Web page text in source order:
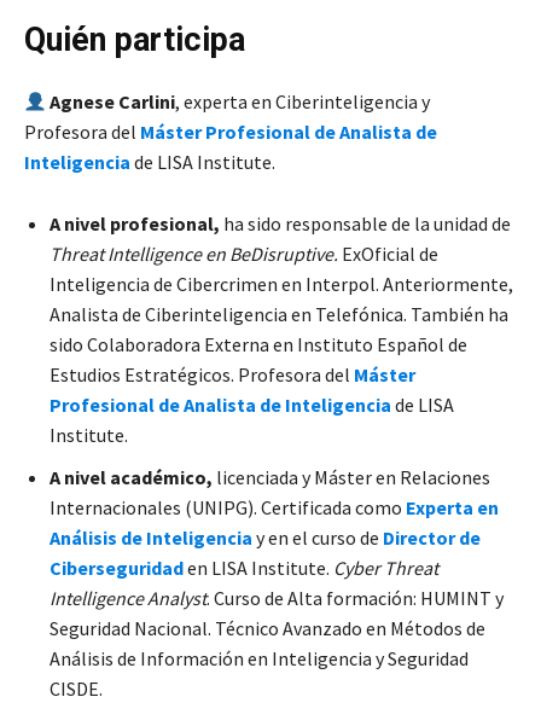
Quién participa
Agnese Carlini, experta en Ciberinteligencia y
Profesora del Máster Profesional de Analista de
Inteligencia de LISA Institute.
A nivel profesional, ha sido responsable de la unidad de
Threat Intelligence en BeDisruptive. ExOficial de
Inteligencia de Cibercrimen en Interpol. Anteriormente,
Analista de Ciberinteligencia en Telefónica. También ha
sido Colaboradora Externa en Instituto Español de
Estudios Estratégicos. Profesora del Máster
Profesional de Analista de Inteligencia de LISA
Institute.
A nivel académico, licenciada y Máster en Relaciones
Internacionales (UNIPG). Certificada como Experta en
Análisis de Inteligencia y en el curso de Director de
Ciberseguridaden LISA Institute. Cyber Threat
Intelligence Analyst. Curso de Alta formación: HUMINT y
Seguridad Nacional. Técnico Avanzado en Métodos de
Análisis de Información en Inteligencia y Seguridad
CISDE.